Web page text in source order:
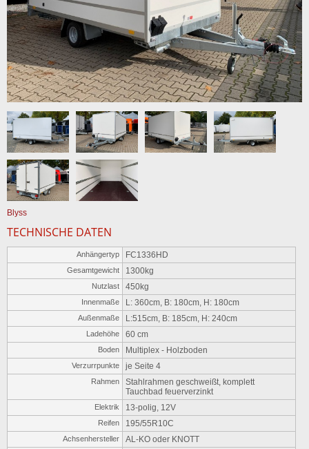
Blyss
TECHNISCHE DATEN
Anhängertyp FC1336HD
Gesamtgewicht 1300kg
Nutzlast 450kg
Innenmaße L: 360cm, B: 180cm, H: 180cm
Außenmaße L:515cm, B: 185cm, H: 240cm
Ladehöhe 60 cm
Boden Multiplex - Holzboden
Verzurrpunkte je Seite 4
Rahmen
Stahlrahmen geschweißt, komplett
Tauchbad feuerverzinkt
Elektrik 13-polig, 12V
Reifen 195/55R10C
Achsenhersteller AL-KO oder KNOTT